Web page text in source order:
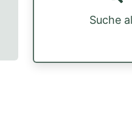
Suche